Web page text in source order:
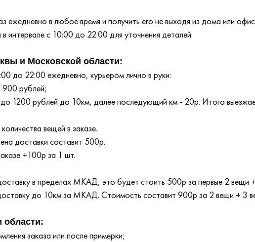
ежедневно в любое время и получить его не выходя из дома или
интервале с 10:00 до 22:00 для уточнения деталей.
и Московской области:
до 22:00 ежедневно, курьером лично в руки:
рублей;
1200 рублей до 10км, далее последующий км - 20р. Итого
вещей в заказе.
доставки составит 500р.
+100р за 1 шт.
в пределах МКАД, это будет стоить 500р за первые 2
до 10км за МКАД. Стоимость составит 900р за 2 вещи + 3
заказа или после примерки;